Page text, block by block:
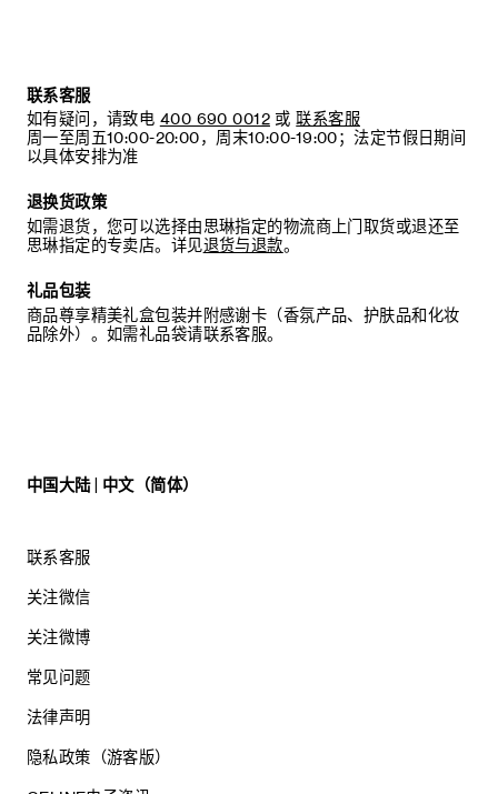
联系客服
如有疑问，请致电 400 690 0012 或 联系客服
周一至周五10:00-20:00，周末10:00-19:00；法定节假日期间
以具体安排为准
退换货政策
如需退货，您可以选择由思琳指定的物流商上门取货或退还至
思琳指定的专卖店。详见退货与退款。
礼品包装
商品尊享精美礼盒包装并附感谢卡（香氛产品、护肤品和化妆
品除外）。如需礼品袋请联系客服。
中国大陆 | 中文（简体）
联系客服
关注微信
关注微博
常见问题
法律声明
隐私政策（游客版）